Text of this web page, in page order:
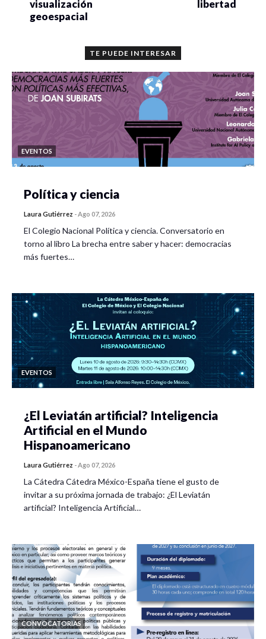
visualización
geoespacial
libertad
TE PUEDE INTERESAR
EVENTOS
Política y ciencia
Laura Gutiérrez -Ago 07, 2026
El Colegio Nacional Política y ciencia. Conversatorio en
torno al libro La brecha entre saber y hacer: democracias
más fuertes…
EVENTOS
¿El Leviatán artificial? Inteligencia
Artificial en el Mundo
Hispanoamericano
Laura Gutiérrez -Ago 07, 2026
La Cátedra Cátedra México-España tiene el gusto de
invitar a su próxima jornada de trabajo: ¿El Leviatán
artificial? Inteligencia Artificial…
CONVOCATORIAS